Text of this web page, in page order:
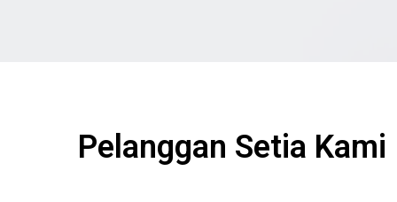
Pelanggan Setia Kami